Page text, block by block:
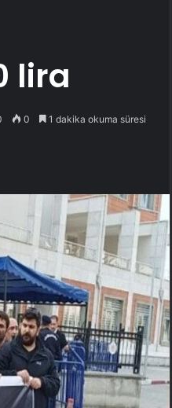
lira
0 1 dakika okuma süresi